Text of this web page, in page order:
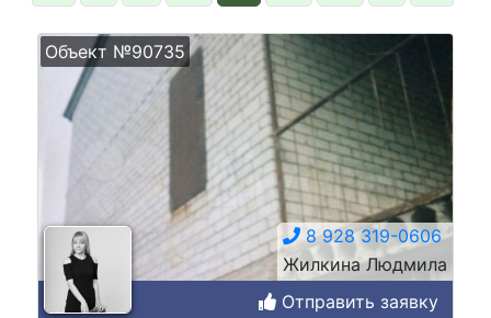
Объект №90735
8 928 319-0606
Жилкина Людмила
Отправить заявку